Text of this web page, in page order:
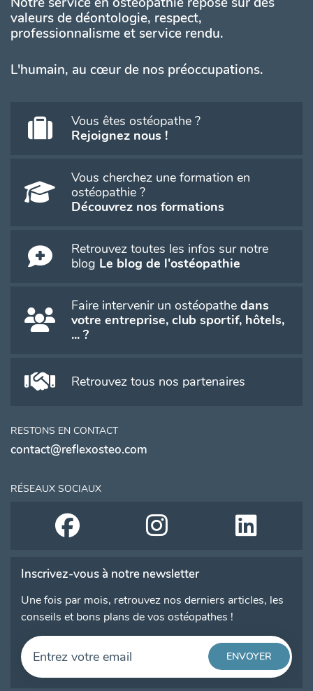
valeurs de déontologie, respect,
professionnalisme et service rendu.
L'humain, au cœur de nos préoccupations.
Vous êtes ostéopathe ?
Rejoignez nous !
Vous cherchez une formation en
ostéopathie ?
Découvrez nos formations
Retrouvez toutes les infos sur notre
blog Le blog de l'ostéopathie
Faire intervenir un ostéopathe dans
votre entreprise, club sportif, hôtels,
... ?
Retrouvez tous nos partenaires
RESTONS EN CONTACT
contact@reflexosteo.com
RÉSEAUX SOCIAUX
Inscrivez-vous à notre newsletter
Une fois par mois, retrouvez nos derniers articles, les
conseils et bons plans de vos ostéopathes !